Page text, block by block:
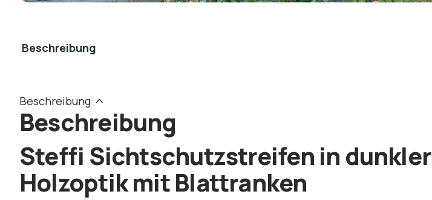
Beschreibung
Beschreibung
Beschreibung
Steffi Sichtschutzstreifen in dunkler
Holzoptik mit Blattranken